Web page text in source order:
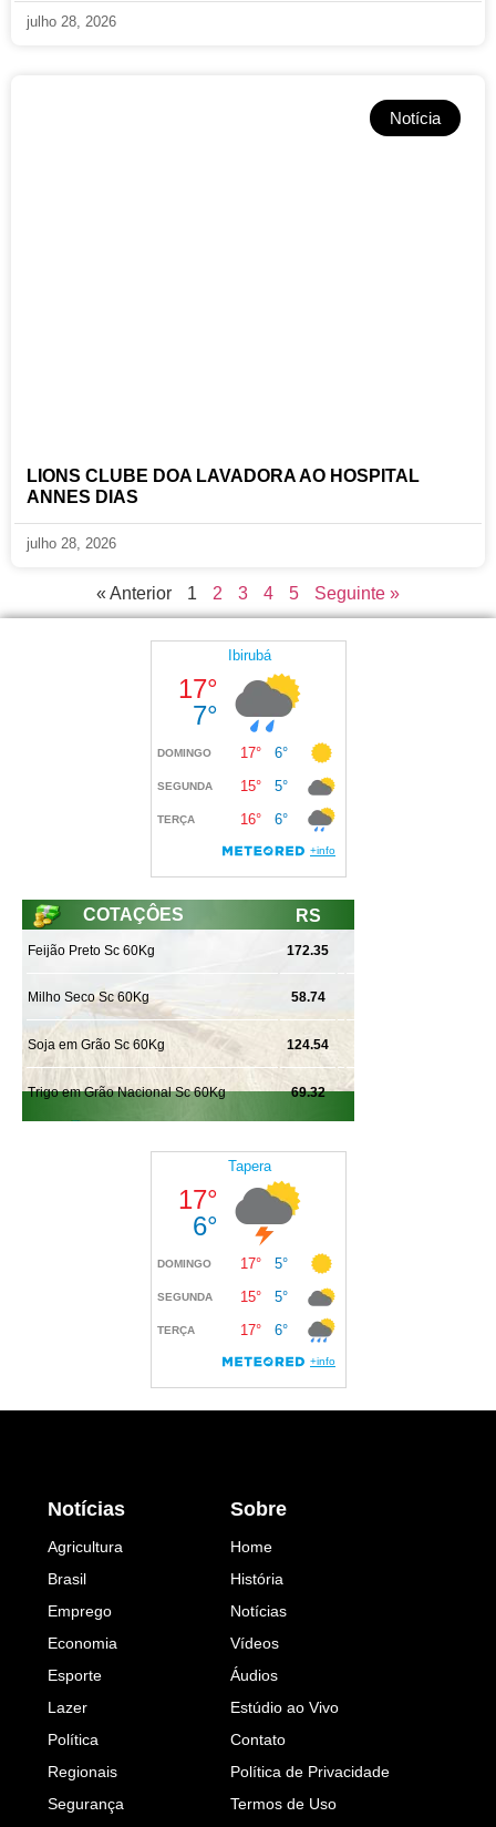
julho 28, 2026
Notícia
LIONS CLUBE DOA LAVADORA AO HOSPITAL
ANNES DIAS
julho 28, 2026
« Anterior 1 2 3 4 5 Seguinte »
Notícias
Agricultura
Brasil
Emprego
Economia
Esporte
Lazer
Política
Regionais
Segurança
Sobre
Home
História
Notícias
Vídeos
Áudios
Estúdio ao Vivo
Contato
Política de Privacidade
Termos de Uso